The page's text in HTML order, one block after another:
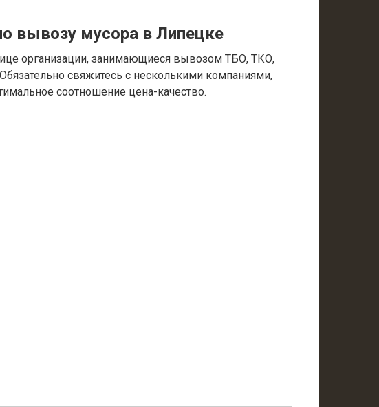
вывозу мусора в Липецке
организации, занимающиеся вывозом ТБО, ТКО,
свяжитесь с несколькими компаниями,
соотношение цена-качество.